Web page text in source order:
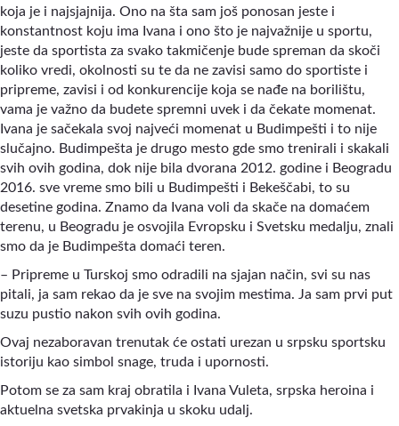
koja je i najsjajnija. Ono na šta sam još ponosan jeste i
konstantnost koju ima Ivana i ono što je najvažnije u sportu,
jeste da sportista za svako takmičenje bude spreman da skoči
koliko vredi, okolnosti su te da ne zavisi samo do sportiste i
pripreme, zavisi i od konkurencije koja se nađe na borilištu,
vama je važno da budete spremni uvek i da čekate momenat.
Ivana je sačekala svoj najveći momenat u Budimpešti i to nije
slučajno. Budimpešta je drugo mesto gde smo trenirali i skakali
svih ovih godina, dok nije bila dvorana 2012. godine i Beogradu
2016. sve vreme smo bili u Budimpešti i Bekeščabi, to su
desetine godina. Znamo da Ivana voli da skače na domaćem
terenu, u Beogradu je osvojila Evropsku i Svetsku medalju, znali
smo da je Budimpešta domaći teren.
– Pripreme u Turskoj smo odradili na sjajan način, svi su nas
pitali, ja sam rekao da je sve na svojim mestima. Ja sam prvi put
suzu pustio nakon svih ovih godina.
Ovaj nezaboravan trenutak će ostati urezan u srpsku sportsku
istoriju kao simbol snage, truda i upornosti.
Potom se za sam kraj obratila i Ivana Vuleta, srpska heroina i
aktuelna svetska prvakinja u skoku udalj.